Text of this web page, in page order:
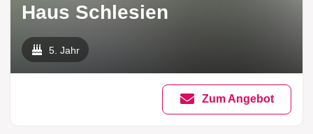
Haus Schlesien
5. Jahr
Zum Angebot